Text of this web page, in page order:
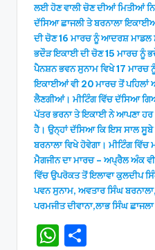
ਲਈ ਹੋਣ ਵਾਲੀ ਚੋਣ ਦੀਆਂ ਮਿਤੀਆਂ
ਦੱਸਿਆ ਛਾਜਲੀ ਤੇ ਬਰਨਾਲਾ
ਦੀ ਚੋਣ 16 ਮਾਰਚ ਨੂੰ ਆਦਰਸ਼
ਭਦੌੜ ਇਕਾਈ ਦੀ ਚੋਣ 15 ਮਾਰਚ ਨੂੰ
ਪੈਨਸ਼ਨ ਭਵਨ ਸੁਨਾਮ ਵਿਖੇ 17 ਮਾਰਚ
ਇਕਾਈਆਂ ਵੀ 20 ਮਾਰਚ ਤੋਂ
ਲੈਣਗੀਆਂ। ਮੀਟਿੰਗ ਵਿੱਚ ਦੱਸਿਆ
ਪੱਤਰ ਭਰਨਾ ਤੇ ਇਕਾਈ ਨੇ ਆਪਣਾ ਹਰ
ਹੈ। ਉਨ੍ਹਾਂ ਦੱਸਿਆ ਕਿ ਇਸ ਸਾਲ
ਬਰਨਾਲਾ ਵਿਖੇ ਹੋਵੇਗਾ। ਮੀਟਿੰਗ
ਮੈਗਜੀਨ ਦਾ ਮਾਰਚ – ਅਪ੍ਰੈਲ ਅੰਕ
ਵਿੱਚ ਉਪਰੋਕਤ ਤੋਂ ਇਲਾਵਾ ਕੁਲਦੀਪ
ਪਵਨ ਸੁਨਾਮ, ਅਵਤਾਰ ਸਿੰਘ
ਪਰਮਜੀਤ ਦੀਵਾਨਾ,ਲਾਭ ਸਿੰਘ
W